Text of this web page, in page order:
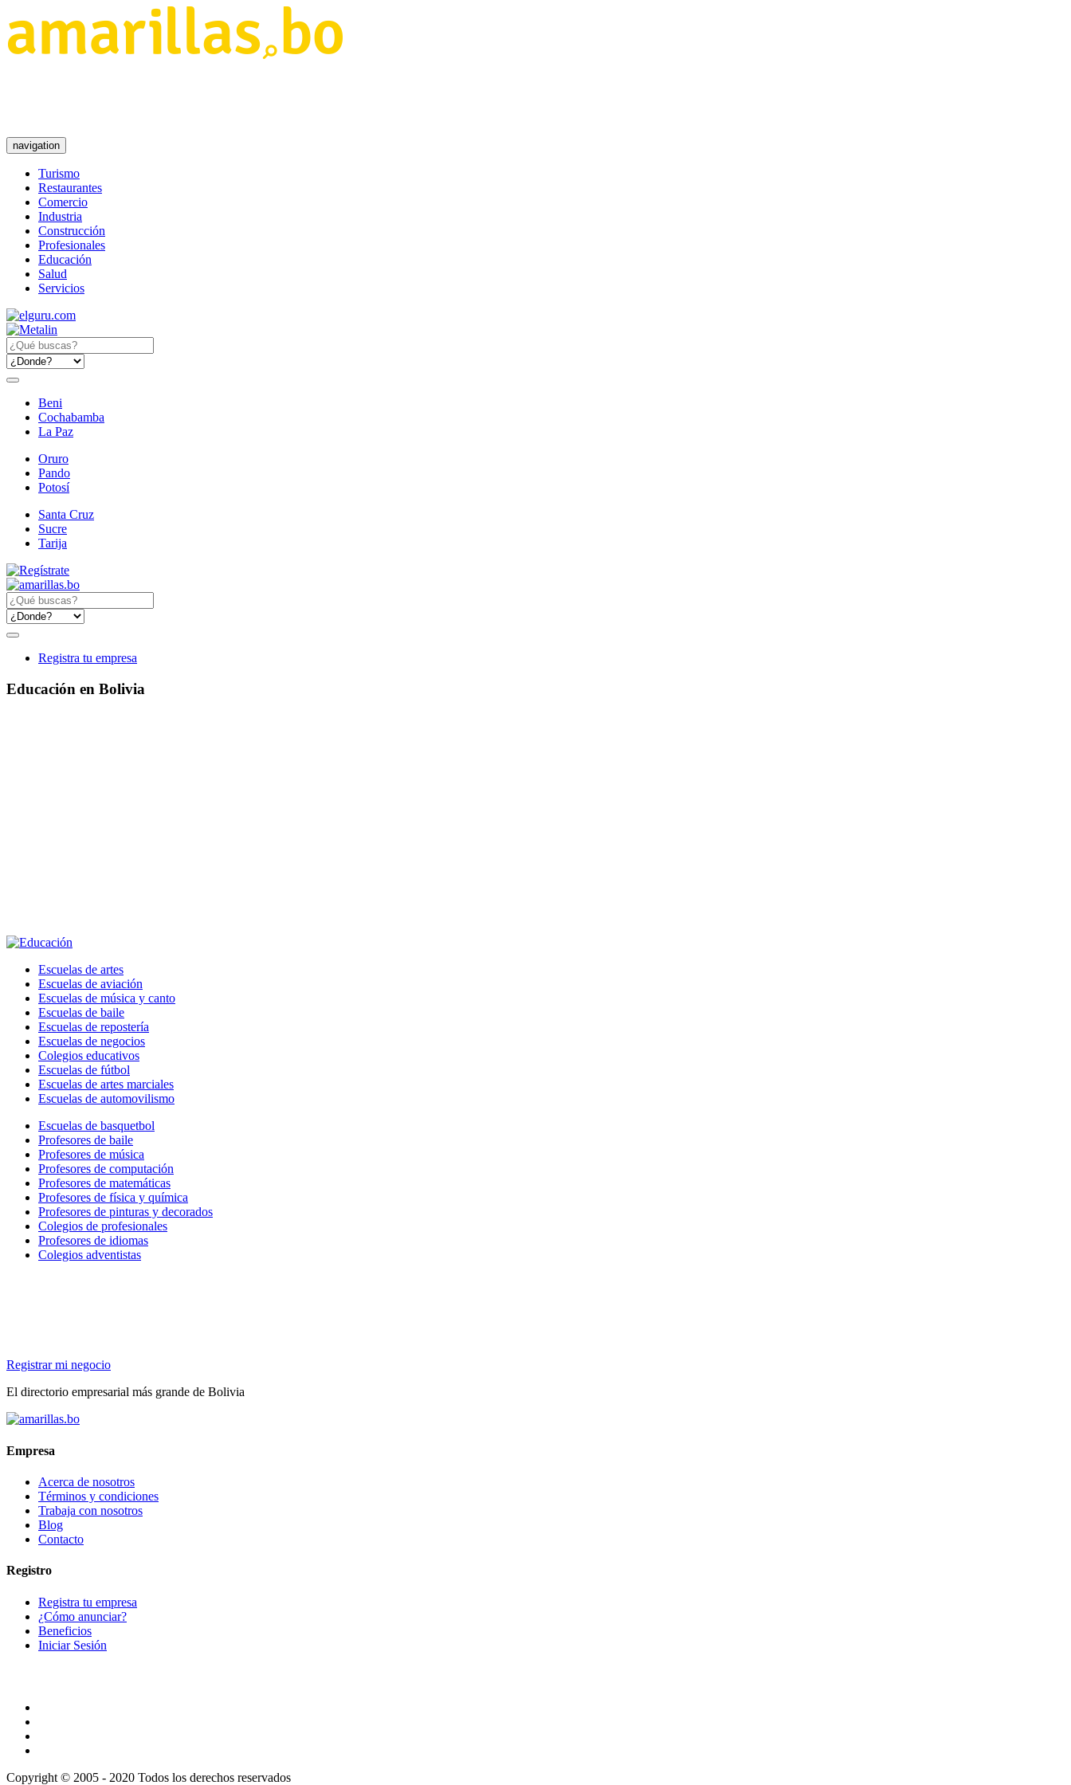
navigation
Turismo
Restaurantes
Comercio
Industria
Construcción
Profesionales
Educación
Salud
Servicios
Beni
Cochabamba
La Paz
Oruro
Pando
Potosí
Santa Cruz
Sucre
Tarija
Registra tu empresa
Educación en Bolivia
Escuelas de artes
Escuelas de aviación
Escuelas de música y canto
Escuelas de baile
Escuelas de repostería
Escuelas de negocios
Colegios educativos
Escuelas de fútbol
Escuelas de artes marciales
Escuelas de automovilismo
Escuelas de basquetbol
Profesores de baile
Profesores de música
Profesores de computación
Profesores de matemáticas
Profesores de física y química
Profesores de pinturas y decorados
Colegios de profesionales
Profesores de idiomas
Colegios adventistas
Registrar mi negocio
El directorio empresarial más grande de Bolivia
Empresa
Acerca de nosotros
Términos y condiciones
Trabaja con nosotros
Blog
Contacto
Registro
Registra tu empresa
¿Cómo anunciar?
Beneficios
Iniciar Sesión
Copyright © 2005 - 2020 Todos los derechos reservados